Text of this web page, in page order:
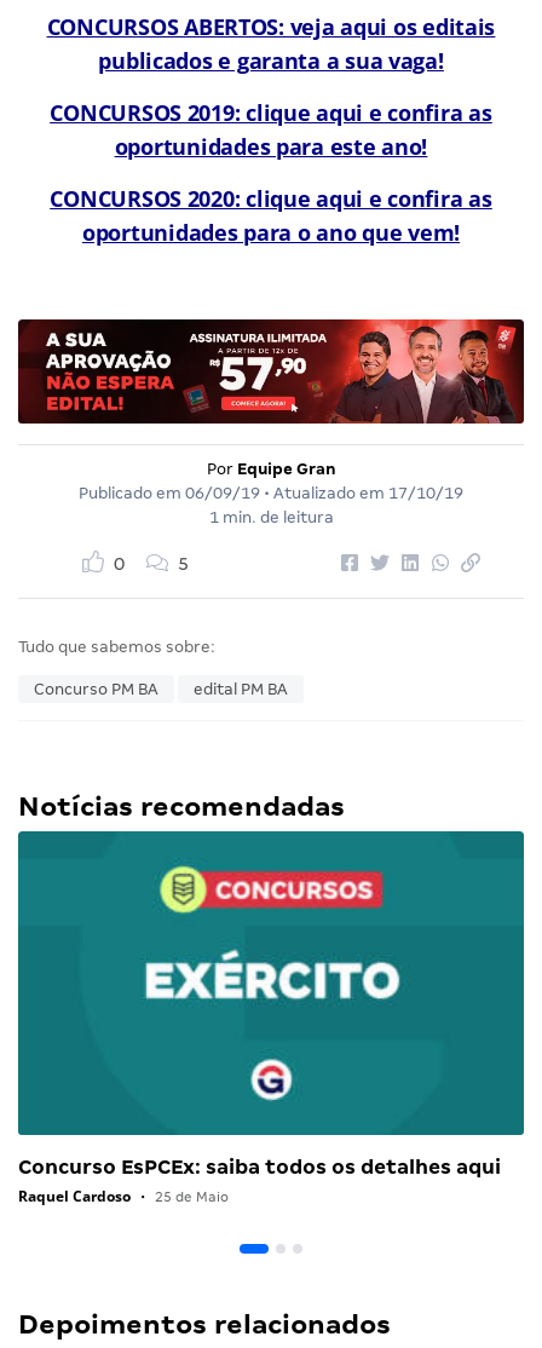
CONCURSOS ABERTOS: veja aqui os editais
publicados e garanta a sua vaga!
CONCURSOS 2019: clique aqui e confira as
oportunidades para este ano!
CONCURSOS 2020: clique aqui e confira as
oportunidades para o ano que vem!
Por Equipe Gran
Publicado em 06/09/19 • Atualizado em 17/10/19
1 min. de leitura
0 5
Tudo que sabemos sobre:
Concurso PM BA edital PM BA
Notícias recomendadas
Concurso EsPCEx: saiba todos os detalhes aqui
Raquel Cardoso • 25 de Maio
Depoimentos relacionados